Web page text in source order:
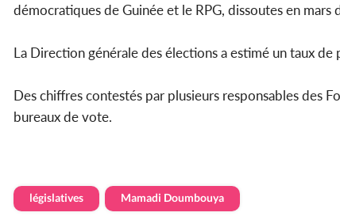
démocratiques de Guinée et le RPG, dissoutes en
La Direction générale des élections a estimé un taux
Des chiffres contestés par plusieurs responsables des
bureaux de vote.
législatives Mamadi Doumbouya